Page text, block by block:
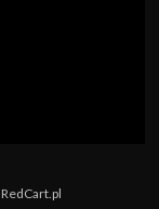
RedCart.pl